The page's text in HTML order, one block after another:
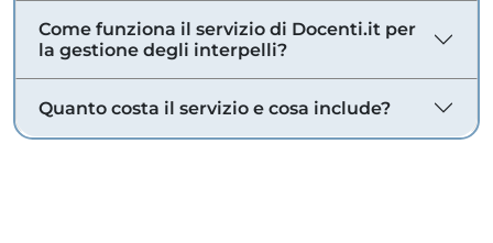
Come funziona il servizio di Docenti.it per
la gestione degli interpelli?
Quanto costa il servizio e cosa include?